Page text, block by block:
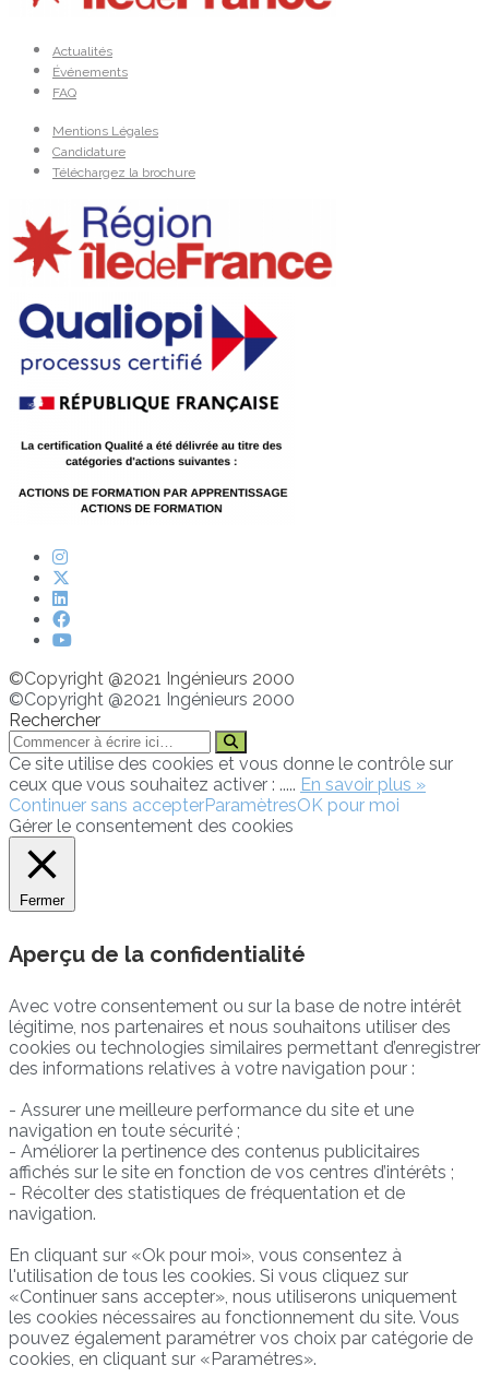
Actualités
Événements
FAQ
Mentions Légales
Candidature
Téléchargez la brochure
©Copyright @2021 Ingénieurs 2000
©Copyright @2021 Ingénieurs 2000
Rechercher
Ce site utilise des cookies et vous donne le contrôle sur
ceux que vous souhaitez activer : ..... En savoir plus »
Continuer sans accepterParamètresOK pour moi
Gérer le consentement des cookies
Fermer
Aperçu de la confidentialité
Avec votre consentement ou sur la base de notre intérêt
légitime, nos partenaires et nous souhaitons utiliser des
cookies ou technologies similaires permettant d’enregistrer
des informations relatives à votre navigation pour :
- Assurer une meilleure performance du site et une
navigation en toute sécurité ;
- Améliorer la pertinence des contenus publicitaires
affichés sur le site en fonction de vos centres d’intérêts ;
- Récolter des statistiques de fréquentation et de
navigation.
En cliquant sur «Ok pour moi», vous consentez à
l'utilisation de tous les cookies. Si vous cliquez sur
«Continuer sans accepter», nous utiliserons uniquement
les cookies nécessaires au fonctionnement du site. Vous
pouvez également paramétrer vos choix par catégorie de
cookies, en cliquant sur «Paramétres».